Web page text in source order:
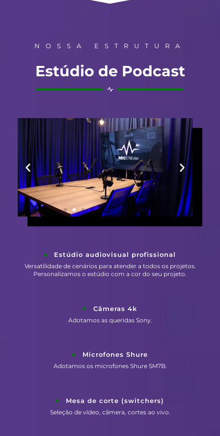
NOSSA ESTRUTURA
Estúdio de Podcast
Estúdio audiovisual profissional
Versatilidade de cenários para atender a todos os projetos.
Personalizamos o estúdio com a cor do seu projeto.
Câmeras 4k
Adotamos as queridas Sony.
Microfones Shure
Adotamos os microfones Shure SM7B.
Mesa de corte (switchers)
Seleção de vídeo, câmera, cortes ao vivo.